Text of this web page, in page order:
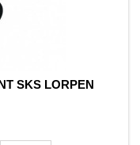
SKS LORPEN